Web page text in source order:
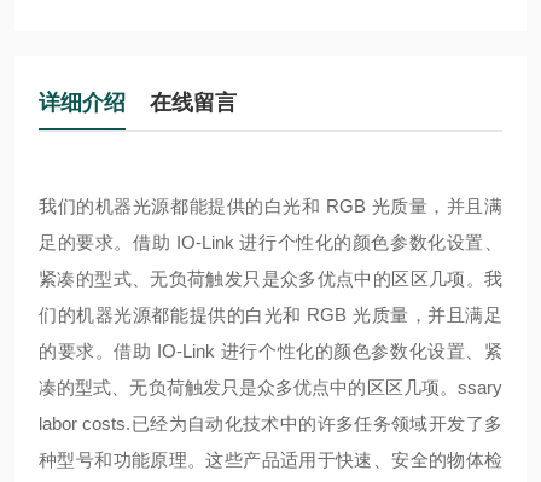
详细介绍 在线留言
我们的机器光源都能提供的白光和 RGB 光质量，并且满
足的要求。借助 IO-Link 进行个性化的颜色参数化设置、
紧凑的型式、无负荷触发只是众多优点中的区区几项。 我
们的机器光源都能提供的白光和 RGB 光质量，并且满足
的要求。借助 IO-Link 进行个性化的颜色参数化设置、紧
凑的型式、无负荷触发只是众多优点中的区区几项。 ssary
labor costs.已经为自动化技术中的许多任务领域开发了多
种型号和功能原理。这些产品适用于快速、安全的物体检